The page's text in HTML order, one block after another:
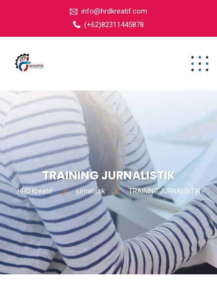
info@hrdkreatif.com
(+62)82311445878
TRAINING JURNALISTIK
HRD Kreatif jurnalistik TRAINING JURNALISTIK